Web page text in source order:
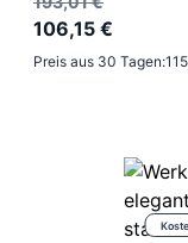
106,15 €
Preis aus 30 Tagen: